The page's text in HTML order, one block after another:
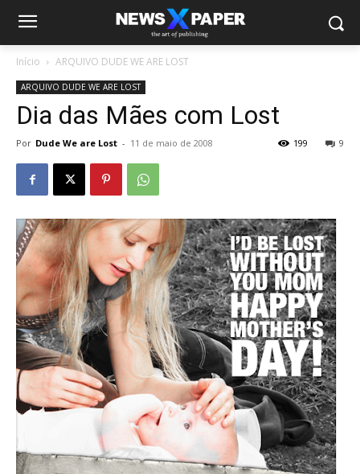
Início ARQUIVO DUDE WE ARE LOST
ARQUIVO DUDE WE ARE LOST
Dia das Mães com Lost
Por Dude We are Lost - 11 de maio de 2008 9
199